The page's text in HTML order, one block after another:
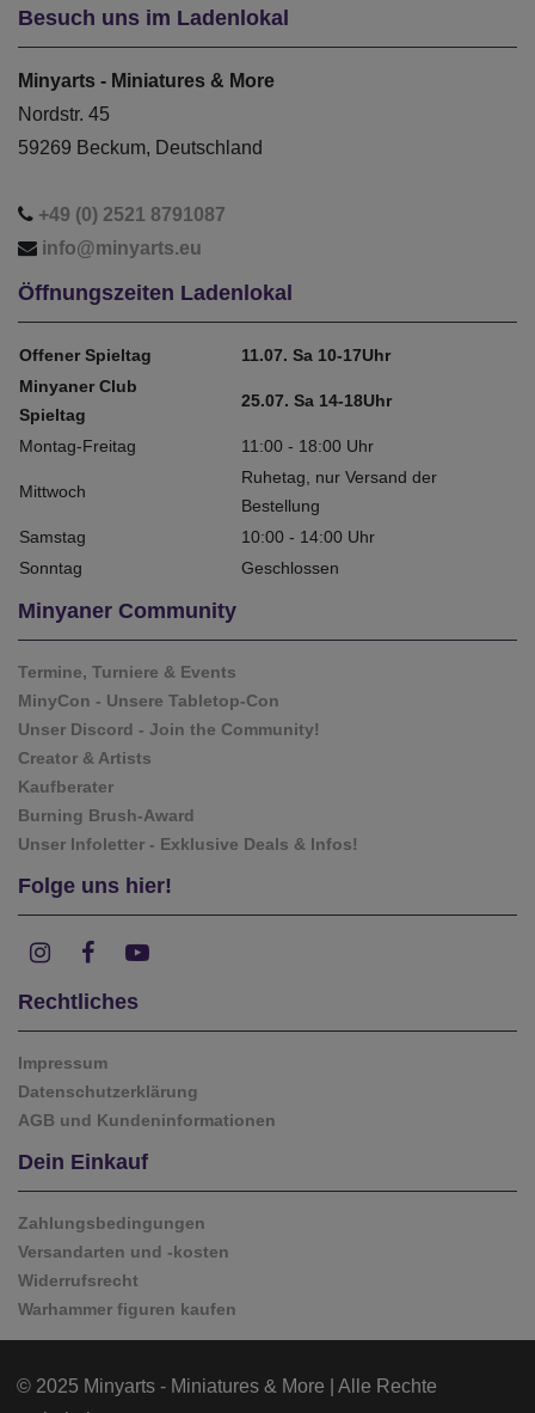
Besuch uns im Ladenlokal
Minyarts - Miniatures & More
Nordstr. 45
59269 Beckum, Deutschland
+49 (0) 2521 8791087
info@minyarts.eu
Öffnungszeiten Ladenlokal
Offener Spieltag
11.07. Sa 10-17Uhr
Minyaner Club
Spieltag
25.07. Sa 14-18Uhr
Montag-Freitag 11:00 - 18:00 Uhr
Mittwoch
Ruhetag, nur Versand der
Bestellung
Samstag
10:00 - 14:00 Uhr
Sonntag
Geschlossen
Minyaner Community
Termine, Turniere & Events
MinyCon - Unsere Tabletop-Con
Unser Discord - Join the Community!
Creator & Artists
Kaufberater
Burning Brush-Award
Unser Infoletter - Exklusive Deals & Infos!
Folge uns hier!
Rechtliches
Impressum
Datenschutzerklärung
AGB und Kundeninformationen
Dein Einkauf
Zahlungsbedingungen
Versandarten und -kosten
Widerrufsrecht
Warhammer figuren kaufen
© 2025 Minyarts - Miniatures & More | Alle Rechte